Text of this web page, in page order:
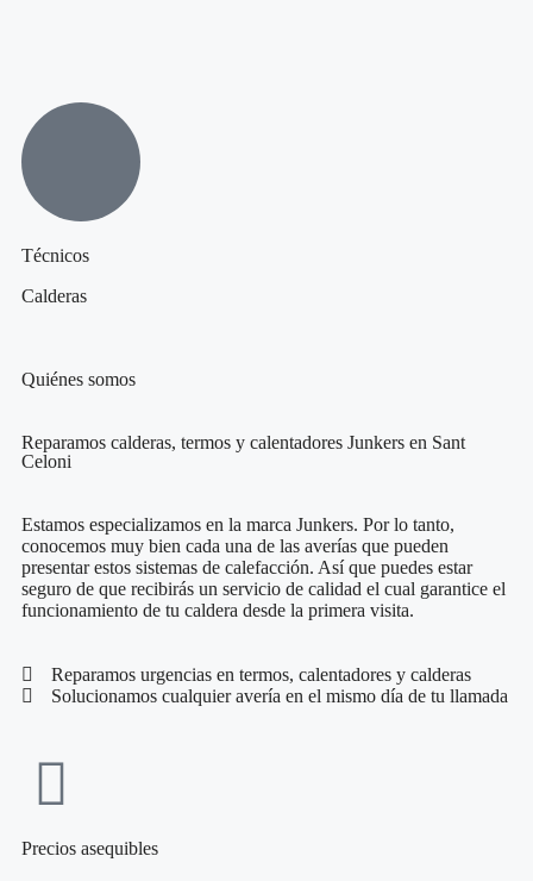
Técnicos
Calderas
Quiénes somos
Reparamos calderas, termos y calentadores Junkers en Sant
Celoni
Estamos especializamos en la marca Junkers. Por lo tanto,
conocemos muy bien cada una de las averías que pueden
presentar estos sistemas de calefacción. Así que puedes estar
seguro de que recibirás un servicio de calidad el cual garantice el
funcionamiento de tu caldera desde la primera visita.
Reparamos urgencias en termos, calentadores y calderas
Solucionamos cualquier avería en el mismo día de tu llamada
Precios asequibles